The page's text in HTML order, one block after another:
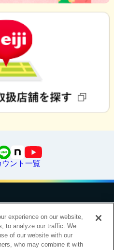
ント一覧
報保護について電子公告
ご利用規約明治グループのDX
experience on our website,
to analyze our traffic. We
of our website with our
who may combine it with